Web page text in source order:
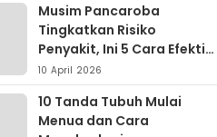
Musim Pancaroba
Tingkatkan Risiko
Penyakit, Ini 5 Cara Efektif
Menjaga Kesehatan
10 April 2026
10 Tanda Tubuh Mulai
Menua dan Cara